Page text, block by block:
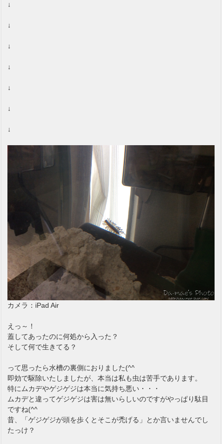
↓
↓
↓
↓
↓
↓
↓
カメラ：iPad Air
えっ～！
蓋してあったのに何処から入った？
そして何で生きてる？
って思ったら水槽の裏側におりました(^^ゞ
即効で駆除いたしましたが、本当は私も虫は苦手であります。
特にムカデやゲジゲジは本当に気持ち悪い・・・
ムカデと違ってゲジゲジは害は無いらしいのですがやっぱり駄目
ですね(^^ゞ
昔、「ゲジゲジが頭を歩くとそこが禿げる」とか言いませんでし
たっけ？